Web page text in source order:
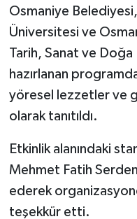
Osmaniye
Üniversitesi ve
Tarih, Sanat ve
hazırlanan
yöresel lezzetler ve
olarak tanıtıldı.
Etkinlik alanındaki
Mehmet Fatih
ederek
teşekkür etti.